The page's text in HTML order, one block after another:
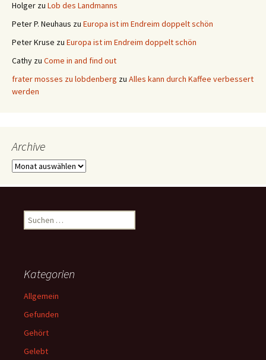
Holger zu Lob des Landmanns
Peter P. Neuhaus zu Europa ist im Endreim doppelt schön
Peter Kruse zu Europa ist im Endreim doppelt schön
Cathy zu Come in and find out
frater mosses zu lobdenberg zu Alles kann durch Kaffee verbessert
werden
Archive
Archive
Suchen
nach:
Kategorien
Allgemein
Gefunden
Gehört
Gelebt